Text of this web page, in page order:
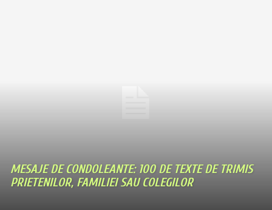
MESAJE DE CONDOLEANTE: 100 DE TEXTE DE TRIMIS
PRIETENILOR, FAMILIEI SAU COLEGILOR